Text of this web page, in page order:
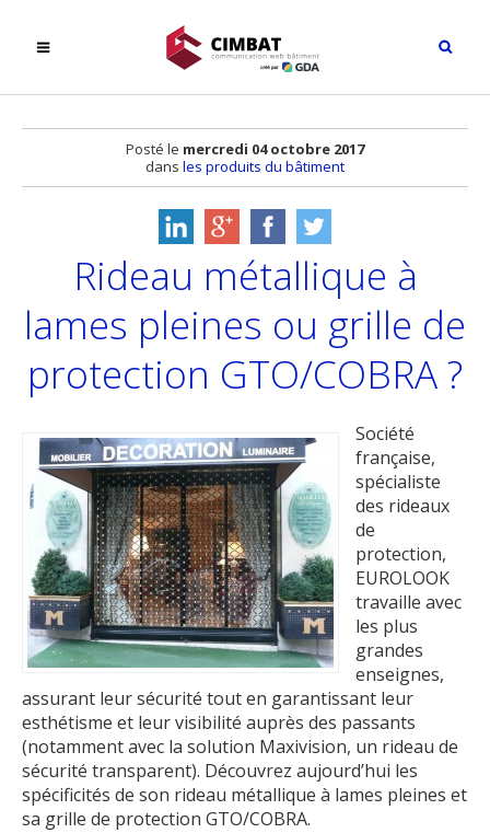
Posté le mercredi 04 octobre 2017
dans les produits du bâtiment
Rideau métallique à
lames pleines ou grille de
protection GTO/COBRA ?
Société
française,
spécialiste
des rideaux
de
protection,
EUROLOOK
travaille avec
les plus
grandes
enseignes,
assurant leur sécurité tout en garantissant leur
esthétisme et leur visibilité auprès des passants
(notamment avec la solution Maxivision, un rideau de
sécurité transparent). Découvrez aujourd’hui les
spécificités de son rideau métallique à lames pleines et
sa grille de protection GTO/COBRA.